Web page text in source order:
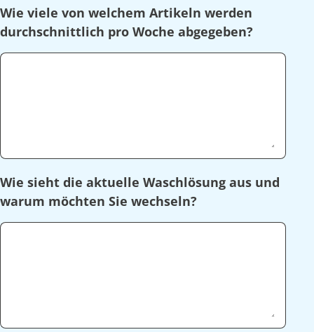
Wie viele von welchem Artikeln werden
durchschnittlich pro Woche abgegeben?
Wie sieht die aktuelle Waschlösung aus und
warum möchten Sie wechseln?